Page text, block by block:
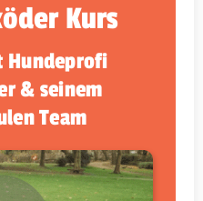
Kurs
Hundeprofi
& seinem
Team